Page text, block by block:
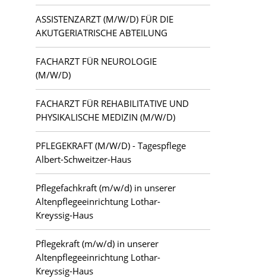
ASSISTENZARZT (M/W/D) FÜR DIE
AKUTGERIATRISCHE ABTEILUNG
FACHARZT FÜR NEUROLOGIE
(M/W/D)
FACHARZT FÜR REHABILITATIVE UND
PHYSIKALISCHE MEDIZIN (M/W/D)
PFLEGEKRAFT (M/W/D) - Tagespflege
Albert-Schweitzer-Haus
Pflegefachkraft (m/w/d) in unserer
Altenpflegeeinrichtung Lothar-
Kreyssig-Haus
Pflegekraft (m/w/d) in unserer
Altenpflegeeinrichtung Lothar-
Kreyssig-Haus